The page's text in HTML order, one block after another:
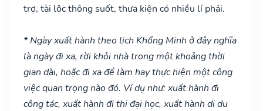
trợ, tài lộc thông suốt, thưa kiện có nhiều lí phải.
* Ngày xuất hành theo lịch Khổng Minh ở đây nghĩa
là ngày đi xa, rời khỏi nhà trong một khoảng thời
gian dài, hoặc đi xa để làm hay thực hiện một công
việc quan trọng nào đó. Ví dụ như: xuất hành đi
công tác, xuất hành đi thi đại học, xuất hành di du